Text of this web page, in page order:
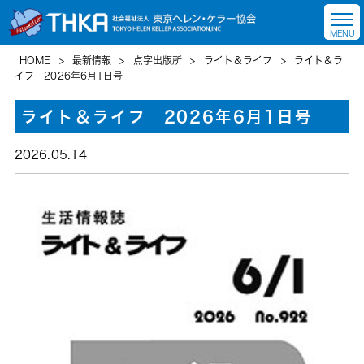
HOME > 最新情報 > 点字出版所 > ライト＆ライフ >
ライト＆ラ
イフ 2026年6月1日号
ライト＆ライフ 2026年6月1日号
2026.05.14